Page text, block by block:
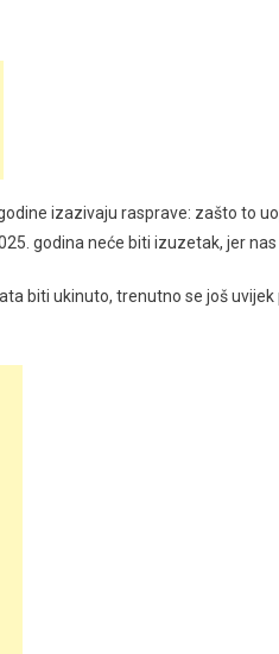
izazivaju rasprave: zašto to
godina neće biti izuzetak, jer nas
biti ukinuto, trenutno se još